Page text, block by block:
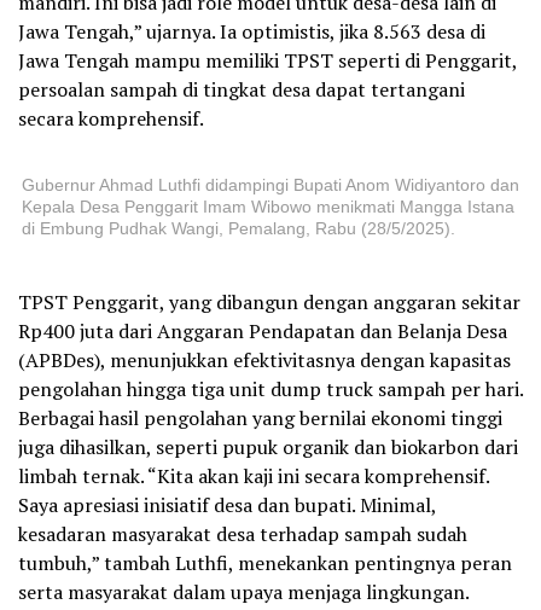
Jawa Tengah,” ujarnya. Ia optimistis, jika 8.563 desa di
Jawa Tengah mampu memiliki TPST seperti di Penggarit,
persoalan sampah di tingkat desa dapat tertangani
secara komprehensif.
Gubernur Ahmad Luthfi didampingi Bupati Anom Widiyantoro dan
Kepala Desa Penggarit Imam Wibowo menikmati Mangga Istana
di Embung Pudhak Wangi, Pemalang, Rabu (28/5/2025).
TPST Penggarit, yang dibangun dengan anggaran sekitar
Rp400 juta dari Anggaran Pendapatan dan Belanja Desa
(APBDes), menunjukkan efektivitasnya dengan kapasitas
pengolahan hingga tiga unit dump truck sampah per hari.
Berbagai hasil pengolahan yang bernilai ekonomi tinggi
juga dihasilkan, seperti pupuk organik dan biokarbon dari
limbah ternak. “Kita akan kaji ini secara komprehensif.
Saya apresiasi inisiatif desa dan bupati. Minimal,
kesadaran masyarakat desa terhadap sampah sudah
tumbuh,” tambah Luthfi, menekankan pentingnya peran
serta masyarakat dalam upaya menjaga lingkungan.